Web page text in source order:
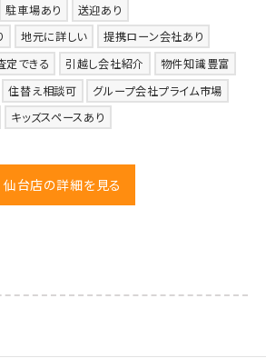
駐車場あり
送迎あり
地元に詳しい
提携ローン会社あり
定できる 引越し会社紹介
物件知識豊富
住替え相談可
グループ会社プライム市場
キッズスペースあり
仙台店の詳細を見る